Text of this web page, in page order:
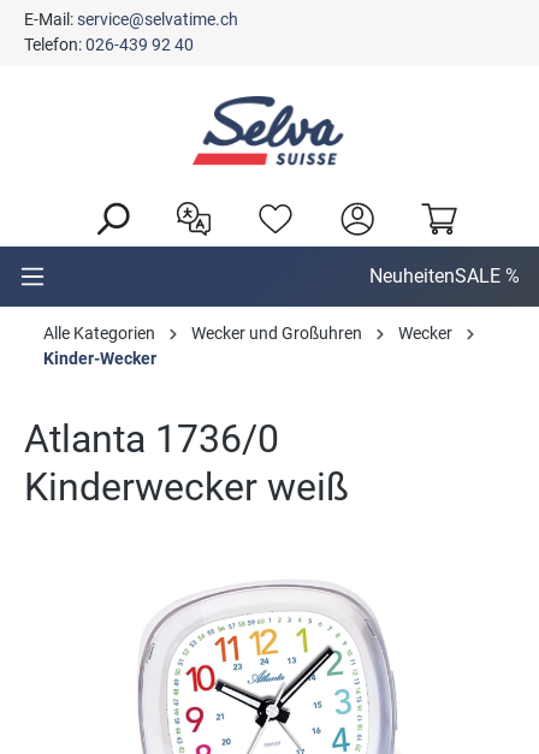
springen
E-Mail:service@selvatime.ch
Telefon:026-439 92 40
NeuheitenSALE %
Alle Kategorien Wecker und Großuhren
Wecker
Kinder-Wecker
Atlanta 1736/0
Kinderwecker weiß
Bildergalerie überspringen